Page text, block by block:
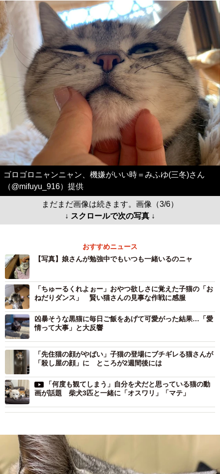
ゴロゴロニャンニャン、機嫌がいい時＝みふゆ(三冬)さん
（@mifuyu_916）提供
まだまだ画像は続きます。画像（3/6）
↓ スクロールで次の写真 ↓
おすすめニュース
【写真】娘さんが勉強中でもいつも一緒いるのニャ
「ちゅーるくれよぉー」おやつ欲しさに覚えた子猫の「お
ねだりダンス」 賢い猫さんの見事な作戦に感服
凶暴そうな黒猫に毎日ご飯をあげて可愛がった結果…「愛
情って大事」と大反響
「先住猫の顔がやばい」子猫の登場にブチギレる猫さんが
「殺し屋の顔」に ところが2週間後には
「何度も観てしまう」自分を犬だと思っている猫の動
画が話題 柴犬3匹と一緒に「オスワリ」「マテ」